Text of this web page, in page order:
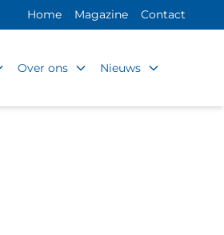
Home Magazine Contact
Over ons Nieuws